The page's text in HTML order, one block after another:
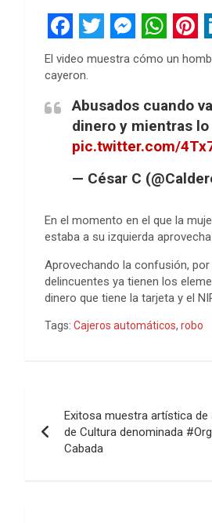
F
a
c
k
T
w
i
t
t
e
M
s
s
e
n
e
W
a
t
s
A
p
P
n
t
e
r
s
El video muestra cómo un
cayeron.
Abusados cuando
dinero y mientras
pic.twitter.com/
— César C
En el momento en el que la
estaba a su izquierda
Aprovechando la confusión,
delincuentes ya tienen los
dinero que tiene la tarjeta y el
Tags: Cajeros automáticos, robo
de
Exitosa muestra artística de
de Cultura denominada
Cabada